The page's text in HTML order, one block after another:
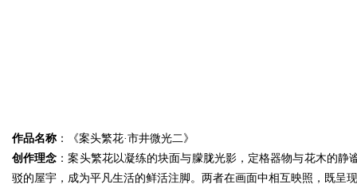
作品名称 ：《案头繁花·市井微光二》
创作理念 ：案头繁花以凝练的块面与朦胧光影，定格器物与花木的
驳的屋宇，成为平凡生活的鲜活注脚。两者在画面中相互映照，既呈